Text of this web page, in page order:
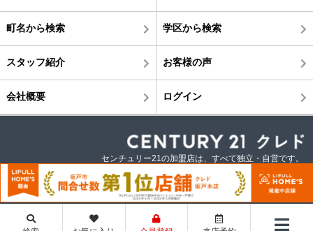
町名から検索 学区から検索
スタッフ紹介 お客様の声
会社概要 ログイン
センチュリー21の加盟店は、すべて独立・自営です。
©株式会社クレド